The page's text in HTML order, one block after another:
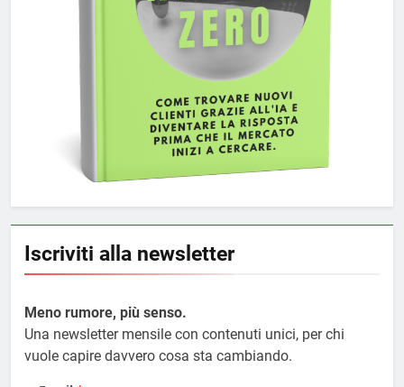
Iscriviti alla newsletter
Meno rumore, più senso.
Una newsletter mensile con contenuti unici, per chi
vuole capire davvero cosa sta cambiando.